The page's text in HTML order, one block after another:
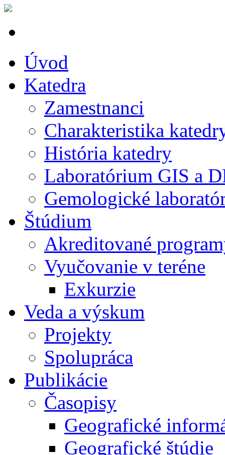
Úvod
Katedra
Zamestnanci
Charakteristika
História katedry
Laboratórium GIS a
Gemologické
Štúdium
Akreditované
Vyučovanie v teréne
Exkurzie
Veda a výskum
Projekty
Spolupráca
Publikácie
Časopisy
Geografické
Geografické štúdie